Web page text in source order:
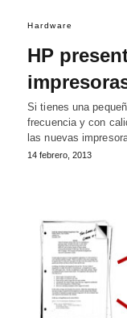
Hardware
HP
Si tienes una
frecuencia y con
las nuevas
14 febrero, 2013